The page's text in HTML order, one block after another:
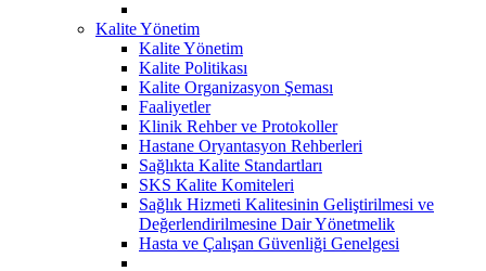
Kalite Yönetim
Kalite Yönetim
Kalite Politikası
Kalite Organizasyon Şeması
Faaliyetler
Klinik Rehber ve Protokoller
Hastane Oryantasyon Rehberleri
Sağlıkta Kalite Standartları
SKS Kalite Komiteleri
Sağlık Hizmeti Kalitesinin Geliştirilmesi ve
Değerlendirilmesine Dair Yönetmelik
Hasta ve Çalışan Güvenliği Genelgesi